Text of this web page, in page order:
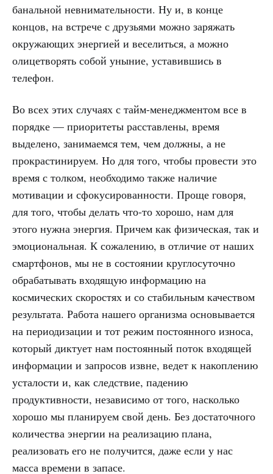
банальной невнимательности. Ну и, в конце
концов, на встрече с друзьями можно заряжать
окружающих энергией и веселиться, а можно
олицетворять собой уныние, уставившись в
телефон.
Во всех этих случаях с тайм-менеджментом все в
порядке — приоритеты расставлены, время
выделено, занимаемся тем, чем должны, а не
прокрастинируем. Но для того, чтобы провести это
время с толком, необходимо также наличие
мотивации и сфокусированности. Проще говоря,
для того, чтобы делать что-то хорошо, нам для
этого нужна энергия. Причем как физическая, так и
эмоциональная. К сожалению, в отличие от наших
смартфонов, мы не в состоянии круглосуточно
обрабатывать входящую информацию на
космических скоростях и со стабильным качеством
результата. Работа нашего организма основывается
на периодизации и тот режим постоянного износа,
который диктует нам постоянный поток входящей
информации и запросов извне, ведет к накоплению
усталости и, как следствие, падению
продуктивности, независимо от того, насколько
хорошо мы планируем свой день. Без достаточного
количества энергии на реализацию плана,
реализовать его не получится, даже если у нас
масса времени в запасе.